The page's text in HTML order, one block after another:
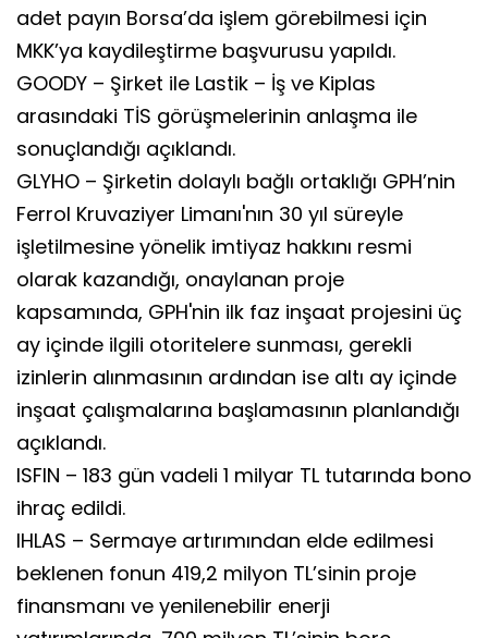
adet payın Borsa’da işlem görebilmesi için
MKK’ya kaydileştirme başvurusu yapıldı.
GOODY – Şirket ile Lastik – İş ve Kiplas
arasındaki TİS görüşmelerinin anlaşma ile
sonuçlandığı açıklandı.
GLYHO – Şirketin dolaylı bağlı ortaklığı GPH’nin
Ferrol Kruvaziyer Limanı'nın 30 yıl süreyle
işletilmesine yönelik imtiyaz hakkını resmi
olarak kazandığı, onaylanan proje
kapsamında, GPH'nin ilk faz inşaat projesini üç
ay içinde ilgili otoritelere sunması, gerekli
izinlerin alınmasının ardından ise altı ay içinde
inşaat çalışmalarına başlamasının planlandığı
açıklandı.
ISFIN – 183 gün vadeli 1 milyar TL tutarında bono
ihraç edildi.
IHLAS – Sermaye artırımından elde edilmesi
beklenen fonun 419,2 milyon TL’sinin proje
finansmanı ve yenilenebilir enerji